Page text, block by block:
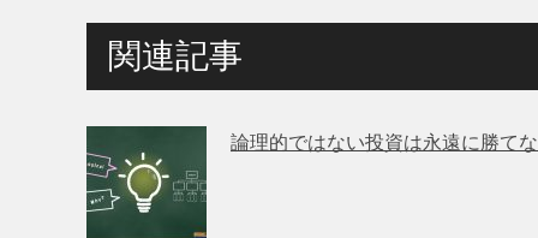
関連記事
論理的ではない投資は永遠に勝て